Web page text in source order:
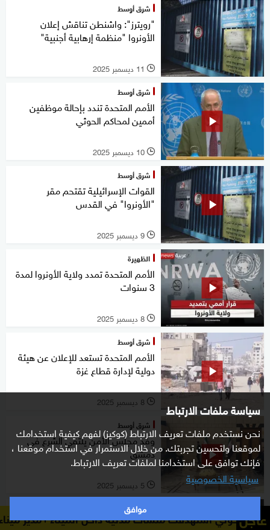
سياسة ملفات الارتباط
نحن نستخدم ملفات تعريف الارتباط (كوكيز) لفهم كيفية استخدامك
لموقعنا ولتحسين تجربتك. من خلال الاستمرار في استخدام موقعنا ،
فإنك توافق على استخدامنا لملفات تعريف الارتباط.
سياسية الخصوصية
موافق
شرق أوسط
"رويترز": واشنطن تناقش إعلان
الأونروا "منظمة إرهابية أجنبية"
l 11 ديسمبر 2025
شرق أوسط
الأمم المتحدة تندد بإحالة موظفين
أممين لمحاكم الحوثي
l 10 ديسمبر 2025
شرق أوسط
القوات الإسرائيلية تقتحم مقر
"الأونروا" في القدس
l 9 ديسمبر 2025
الظهيرة
الأمم المتحدة تمدد ولاية الأونروا لمدة
3 سنوات
l 8 ديسمبر 2025
شرق أوسط
الأمم المتحدة تستعد للإعلان عن هيئة
دولية لإدارة قطاع غزة
l 8 ديسمبر 2025
شرق أوسط
وفد مجلس الأمن يلتقي الشرع في
دمشق
l 5 ديسمبر 2025
الصباح
الأمم المتحدة: امرأة تقتل كل 10 عاجلمنشآت مدنية داخل الميناء مدير ميناء المخا: مليشيا